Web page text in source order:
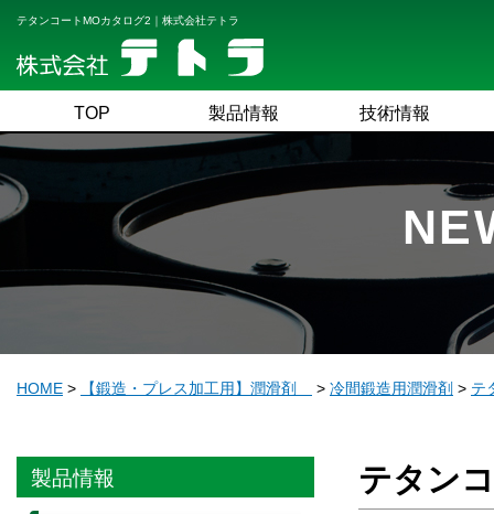
テタンコートMOカタログ2｜株式会社テトラ
TOP 製品情報 技術情報
HOME > 【鍛造・プレス加工用】潤滑剤 > 冷間鍛造用潤滑剤 > テ
テタン
製品情報